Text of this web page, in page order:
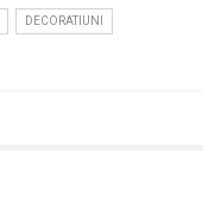
DECORATIUNI